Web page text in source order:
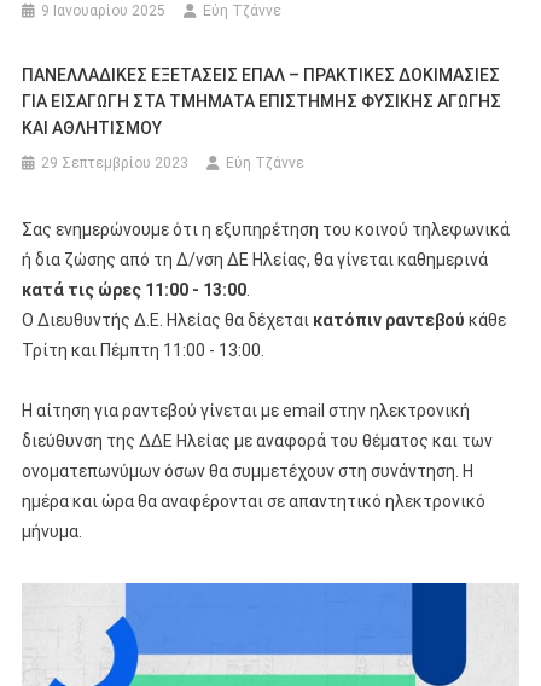
9 Ιανουαρίου 2025 Εύη Τζάννε
ΠΑΝΕΛΛΑΔΙΚΕΣ ΕΞΕΤΑΣΕΙΣ ΕΠΑΛ – ΠΡΑΚΤΙΚΕΣ ΔΟΚΙΜΑΣΙΕΣ
ΓΙΑ ΕΙΣΑΓΩΓΗ ΣΤΑ ΤΜΗΜΑΤΑ ΕΠΙΣΤΗΜΗΣ ΦΥΣΙΚΗΣ ΑΓΩΓΗΣ
ΚΑΙ ΑΘΛΗΤΙΣΜΟΥ
29 Σεπτεμβρίου 2023 Εύη Τζάννε
Σας ενημερώνουμε ότι η εξυπηρέτηση του κοινού τηλεφωνικά
ή δια ζώσης από τη Δ/νση ΔΕ Ηλείας, θα γίνεται καθημερινά
κατά τις ώρες 11:00 - 13:00.
Ο Διευθυντής Δ.Ε. Ηλείας θα δέχεται κατόπιν ραντεβού κάθε
Τρίτη και Πέμπτη 11:00 - 13:00.
Η αίτηση για ραντεβού γίνεται με email στην ηλεκτρονική
διεύθυνση της ΔΔΕ Ηλείας με αναφορά του θέματος και των
ονοματεπωνύμων όσων θα συμμετέχουν στη συνάντηση. Η
ημέρα και ώρα θα αναφέρονται σε απαντητικό ηλεκτρονικό
μήνυμα.